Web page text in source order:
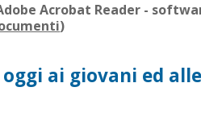
Acrobat Reader -
)
ai giovani ed alle